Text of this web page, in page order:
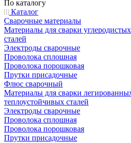
По каталогу
Каталог
Сварочные материалы
Материалы для сварки
сталей
Электроды сварочные
Проволока сплошная
Проволока порошковая
Прутки присадочные
Флюс сварочный
Материалы для сварки
теплоустойчивых сталей
Электроды сварочные
Проволока сплошная
Проволока порошковая
Прутки присадочные